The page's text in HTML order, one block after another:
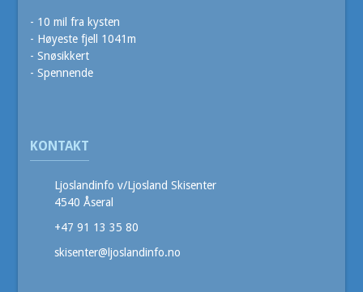
- 10 mil fra kysten
- Høyeste fjell 1041m
- Snøsikkert
- Spennende
KONTAKT
Ljoslandinfo v/Ljosland Skisenter
4540 Åseral
+47 91 13 35 80
skisenter@ljoslandinfo.no